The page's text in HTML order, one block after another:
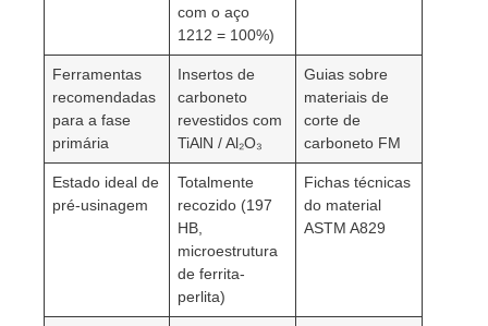
com o aço
1212 = 100%)
Ferramentas
recomendadas
para a fase
primária
Insertos de
carboneto
revestidos com
TiAlN / Al₂O₃
Guias sobre
materiais de
corte de
carboneto FM
Estado ideal de
pré-usinagem
Totalmente
recozido (197
HB,
microestrutura
de ferrita-
perlita)
Fichas técnicas
do material
ASTM A829